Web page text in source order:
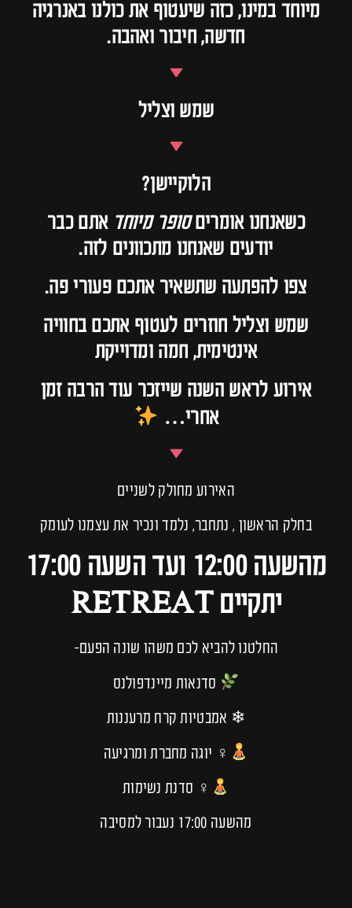
מיוחד במינו, כזה שיעטוף את כולנו באנרגיה
חדשה, חיבור ואהבה.
שמש וצליל
הלוקיישן?
כשאנחנו אומריםסופר מיוחד אתם כבר
יודעים שאנחנו מתכוונים לזה.
צפו להפתעה שתשאיר אתכם פעורי פה.
שמש וצליל חוזרים לעטוף אתכם בחוויה
אינטימית, חמה ומדוייקת
אירוע לראש השנה שייזכר עוד הרבה זמן
אחרי…
האירוע מחולק לשניים
בחלק הראשון , נתחבר, נלמד ונכיר את עצמנו לעומק
מהשעה 12:00 ועד השעה 17:00
יתקיים RETREAT
החלטנו להביא לכם משהו שונה הפעם-
סדנאות מיינדפולנס
❄ אמבטיות קרח מרעננות
‍♀ יוגה מחברת ומרגיעה
‍♀ סדנת נשימות
מהשעה 17:00 נעבור למסיבה